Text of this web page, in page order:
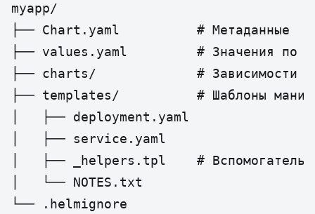
myapp/
├── Chart.yaml          # Метаданные
├── values.yaml         # Значения по
├── charts/             # Зависимости
├── templates/          # Шаблоны
│   ├── deployment.yaml
│   ├── service.yaml
│   ├── _helpers.tpl    #
│   └── NOTES.txt
└── .helmignore